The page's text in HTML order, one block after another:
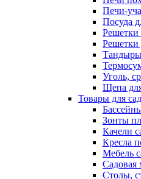
Печи-
Посуда
Решетки
Решетки
Тандыры
Уголь,
Щепа
Товары для
Зонты
Качели
Кресла
Мебель
Садовая
Столы,